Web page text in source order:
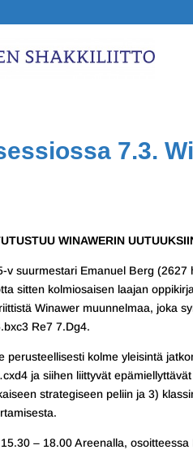
7.3.
WINAWERIN
v suurmestari Emanuel Berg
sitten kolmiosaisen laajan
Winawer muunnelmaa, joka
Re7 7.Dg4.
perusteellisesti kolme yleisintä
ja siihen liittyvät
strategiseen peliin ja 3)
– 18.00 Areenalla,